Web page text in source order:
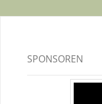
SPONSOREN